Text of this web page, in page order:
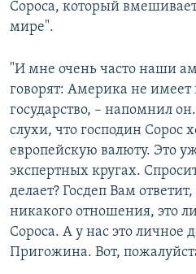
Сороса, который
мире".
"И мне очень часто наши
говорят: Америка не
государство, – напомнил
слухи, что господин Сорос
европейскую валюту. Это
экспертных кругах.
делает? Госдеп Вам
никакого отношения, это
Сороса. А у нас это личное
Пригожина. Вот,